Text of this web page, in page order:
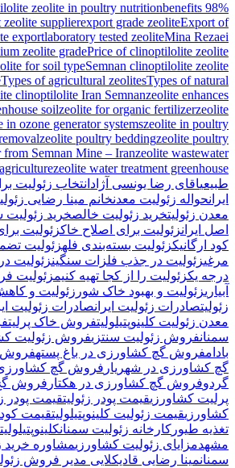
98% purity Semnan zeolite
zeolite in poultry nutritionbenefits
zeolite supplierexport grade zeoliteExport of
exportlaboratory tested zeoliteMina Rezaei
zeolite gradePrice of clinoptilolite zeolite
for soil typeSemnan clinoptilolite zeolite
Types of agricultural zeolitesTypes of natural
clinoptilolite Iran Semnanzeolite enhances
soilzeolite for organic fertilizerzeolite
in ozone generator systemszeolite in poultry
zeolite poultry beddingzeolite poultry
Semnan Mine – Iranzeolite wastewater
zeolite water treatment greenhouse
طبیعیاقای رضا یونسی آژاد انتخاب زئولیت
ایرانحواله زئولیت معدنخانم مینا رضایی
معدن زئولیتخرید زئولیت خالصخرید زئولیت
اصل ایرانزئولیت برای اصلاح خاکزئولیت
کود ارگانیکزئولیت بسته‌بندی فلهزئولیت
مرغیزئولیت در جذب فلزات سنگینزئولیت
درجه یکزئولیت را از کجا تهیه کنیمزئولیت
آبیاریزئولیت و بهبود خاک شور زئولیت و
زئولیتصادرات زئولیت ایرانصادرات زئولیت
معدن زئولیت کلینوپتیلولیتفروش خاک پرلیت
سمنانفروش زئولیت سنتزیفروش زئولیت
بادامفروش گچ کشاورزی در باغ پستهفروش
گچ کشاورزی در شهریار فروش گچ کشاورزی
گردوفروش گچ کشاورزی در هکتار فروش
پرلیت کشاورزیقیمت پودر زئولیتقیمت پودر
کشاورزیقیمت زئولیت کلینوپتیلولیتقیمت کود
تغذیه طیور کارخانه زئولیت سمنانکلینوپتیلولیت
مشهدمزایای زئولیت کشاورزیمشاوره خرید
سمنانمینا رضایی قادیکلایی مدیر فروش